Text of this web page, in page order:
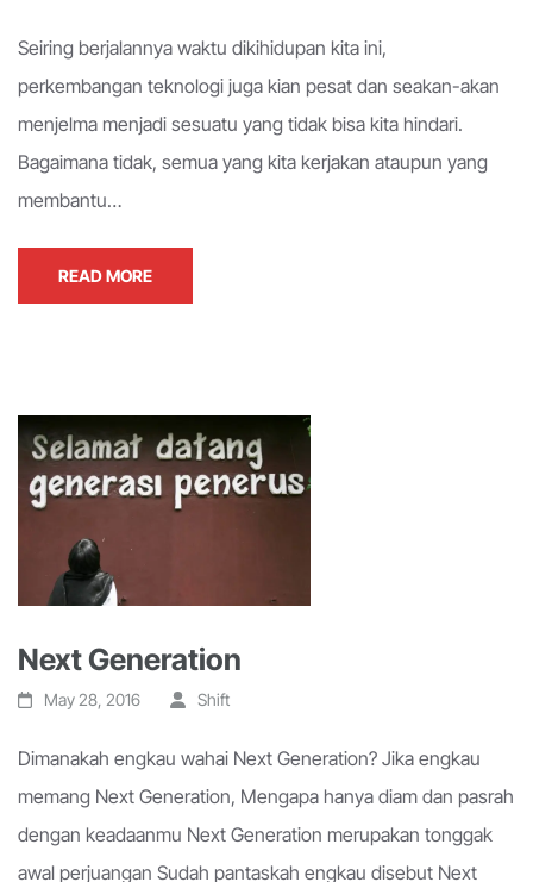
Seiring berjalannya waktu dikihidupan kita ini,
perkembangan teknologi juga kian pesat dan seakan-akan
menjelma menjadi sesuatu yang tidak bisa kita hindari.
Bagaimana tidak, semua yang kita kerjakan ataupun yang
membantu…
READ MORE
Next Generation
May 28, 2016 Shift
Dimanakah engkau wahai Next Generation? Jika engkau
memang Next Generation, Mengapa hanya diam dan pasrah
dengan keadaanmu Next Generation merupakan tonggak
awal perjuangan Sudah pantaskah engkau disebut Next